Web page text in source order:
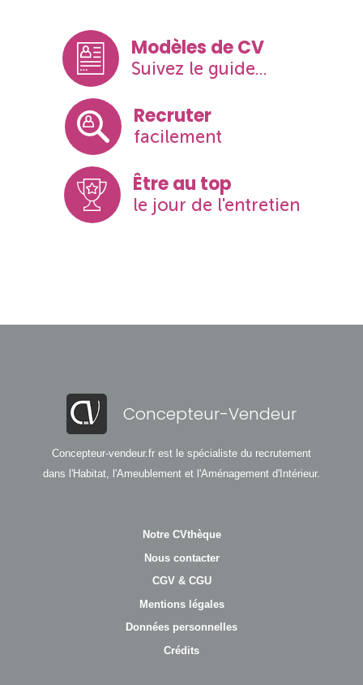
Modèles de CV
Suivez le guide...
Recruter
facilement
Être au top
le jour de l'entretien
Concepteur-Vendeur
Concepteur-vendeur.fr est le spécialiste du recrutement
dans l'Habitat, l'Ameublement et l'Aménagement d'Intérieur.
Notre CVthèque
Nous contacter
CGV & CGU
Mentions légales
Données personnelles
Crédits